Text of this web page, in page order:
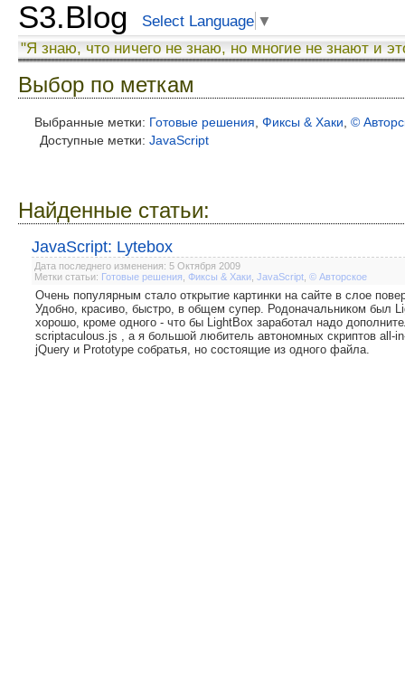
S3.Blog Select Language ▼
"Я знаю, что ничего не знаю, но многие не знают и
Выбор по меткам
Выбранные метки: Готовые решения Фиксы & Хаки ©
Доступные метки: JavaScript
Найденные статьи:
JavaScript: Lytebox
Дата последнего изменения: 5 Октября 2009
Метки статьи: Готовые решения Фиксы & Хаки JavaScript © Авторское
Очень популярным стало открытие картинки на сайте в слое
Удобно, красиво, быстро, в общем супер. Родоначальником был
хорошо, кроме одного - что бы LightBox заработал надо
scriptaculous.js , а я большой любитель автономных скриптов all-
jQuery и Prototype собратья, но состоящие из одного файла.